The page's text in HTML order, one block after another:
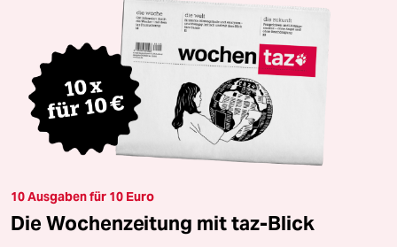
10 Ausgaben für 10 Euro
Die Wochenzeitung mit taz-Blick